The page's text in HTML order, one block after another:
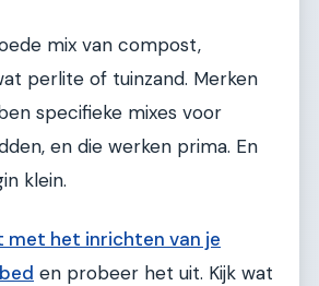
mix van compost,
perlite of tuinzand. Merken
specifieke mixes voor
en die werken prima. En
klein.
met het inrichten van je
en probeer het uit. Kijk wat